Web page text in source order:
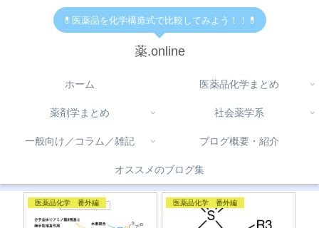
💊医薬品を化学構造式で比較してみよう！！💊
薬.online
ホーム 医薬品化学まとめ
薬剤学まとめ 社会薬学系
一般向け／コラム／雑記 ブログ概要・紹介
オススメのブログ集
医薬品化学 番外編 医薬品化学 番外編